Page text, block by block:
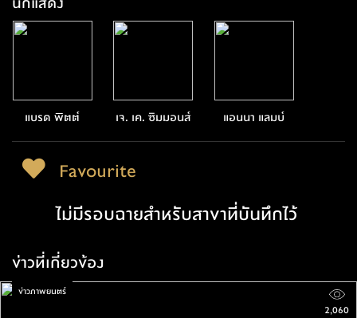
แบรด พิตต์ เจ. เค. ซิมมอนส์ แอนนา แลมบ์
Favourite
ไม่มีรอบฉายสำหรับสาขาที่บันทึกไว้
ข่าวที่เกี่ยวข้อง
ข่าวภาพยนตร์
2,060